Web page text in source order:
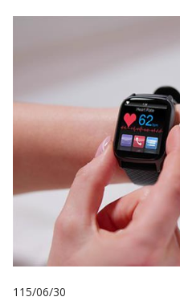
115/06/30